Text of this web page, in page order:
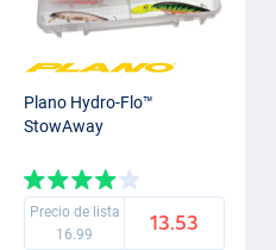
Plano Hydro-Flo™
StowAway
Precio de lista
16.99
13.53